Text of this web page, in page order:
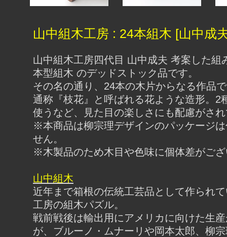
山中組木工房 : 24本組木 [山中成
山中組木工房四代目 山中成夫 考案した組
本型組木 のデッドストック品です。
その名の通り、24本の木片からなる作品
通称『枝花』と呼ばれる花ような造形。2
使うなど、見た目の楽しさにも配慮がさ
※本商品は柳宗理デザインのパッケージ
せん。
※木製品のため木目や色味に個体差がご
山中組木
近年まで箱根の伝統工芸品として作られ
工房の組木パズル。
戦前戦後は輸出用にアメリカに向けた生
が、ブルーノ・ムナーリや岡本太郎、柳